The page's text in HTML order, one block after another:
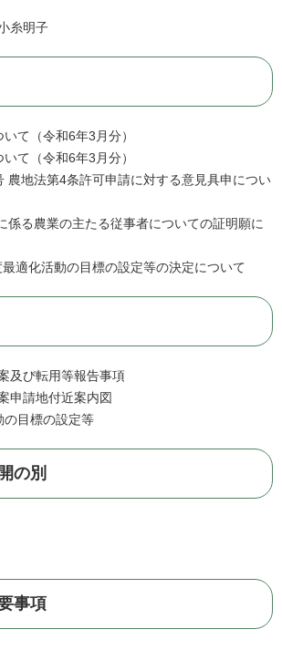
糸明子
て（令和6年3月分）
て（令和6年3月分）
農地法第4条許可申請に対する意見具申につい
係る農業の主たる従事者についての証明願に
適化活動の目標の設定等の決定について
及び転用等報告事項
申請地付近案内図
の目標の設定等
の別
事項